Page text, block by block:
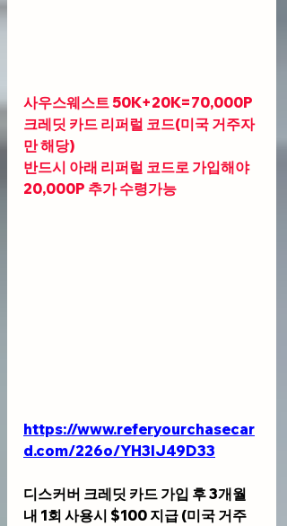
사우스웨스트 50K+20K=70,000P
크레딧 카드 리퍼럴 코드(미국 거주자
만 해당)
반드시 아래 리퍼럴 코드로 가입해야
20,000P 추가 수령가능
https://www.referyourchasecar
d.com/226o/YH3IJ49D33
디스커버 크레딧 카드 가입 후 3개월
내 1회 사용시 $100 지급 (미국 거주